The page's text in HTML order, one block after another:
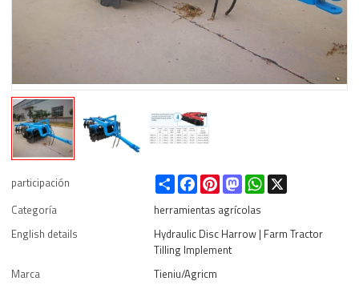
participación ShareFacebookPinterestMastodonWhatsApp
Categoría
herramientas agrícolas
English details
Hydraulic Disc Harrow | Farm Tractor
Tilling Implement
Marca
Tieniu/Agricm